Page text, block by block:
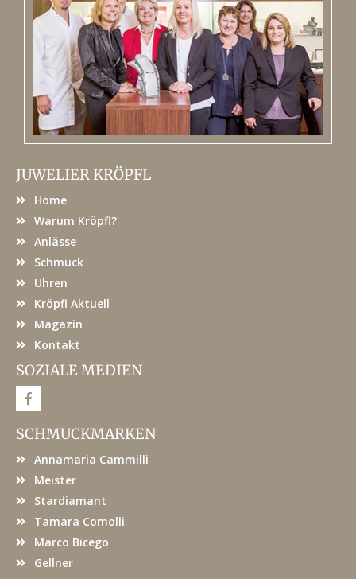
JUWELIER KRÖPFL
Home
Warum Kröpfl?
Anlässe
Schmuck
Uhren
Kröpfl Aktuell
Magazin
Kontakt
SOZIALE MEDIEN
F
a
e
b
o
SCHMUCKMARKEN
Annamaria Cammilli
Meister
Stardiamant
Tamara Comolli
Marco Bicego
Gellner